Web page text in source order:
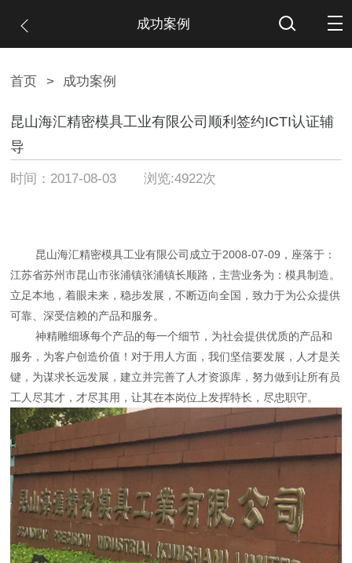
成功案例
首页 > 成功案例
昆山海汇精密模具工业有限公司顺利签约ICTI认证辅
导
时间：2017-08-03 浏览:4922次
昆山海汇精密模具工业有限公司成立于2008-07-09，座落于：
江苏省苏州市昆山市张浦镇张浦镇长顺路，主营业务为：模具制造。
立足本地，着眼未来，稳步发展，不断迈向全国，致力于为公众提供
可靠、深受信赖的产品和服务。
神精雕细琢每个产品的每一个细节，为社会提供优质的产品和
服务，为客户创造价值！对于用人方面，我们坚信要发展，人才是关
键，为谋求长远发展，建立并完善了人才资源库，努力做到让所有员
工人尽其才，才尽其用，让其在本岗位上发挥特长，尽忠职守。